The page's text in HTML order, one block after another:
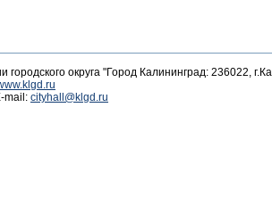
городского округа "Город Калининград: 236022,
mail: cityhall@klgd.ru